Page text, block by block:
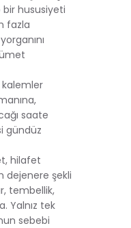
hususiyeti
fazla
kalemler
saate
gündüz
hilafet
dejenere şekli
tembellik,
Yalnız tek
sebebi